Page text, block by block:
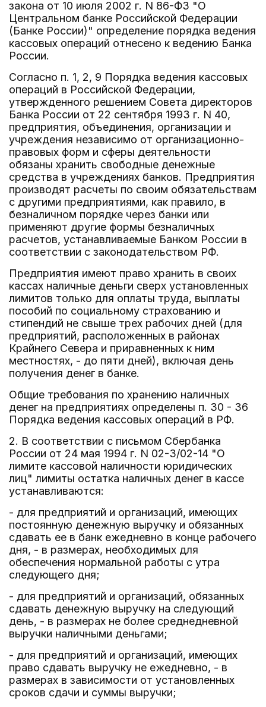
закона от 10 июля 2002 г. N 86-ФЗ "О
Центральном банке Российской Федерации
(Банке России)" определение порядка ведения
кассовых операций отнесено к ведению Банка
России.
Согласно п. 1, 2, 9 Порядка ведения кассовых
операций в Российской Федерации,
утвержденного решением Совета директоров
Банка России от 22 сентября 1993 г. N 40,
предприятия, объединения, организации и
учреждения независимо от организационно-
правовых форм и сферы деятельности
обязаны хранить свободные денежные
средства в учреждениях банков. Предприятия
производят расчеты по своим обязательствам
с другими предприятиями, как правило, в
безналичном порядке через банки или
применяют другие формы безналичных
расчетов, устанавливаемые Банком России в
соответствии с законодательством РФ.
Предприятия имеют право хранить в своих
кассах наличные деньги сверх установленных
лимитов только для оплаты труда, выплаты
пособий по социальному страхованию и
стипендий не свыше трех рабочих дней (для
предприятий, расположенных в районах
Крайнего Севера и приравненных к ним
местностях, - до пяти дней), включая день
получения денег в банке.
Общие требования по хранению наличных
денег на предприятиях определены п. 30 - 36
Порядка ведения кассовых операций в РФ.
2. В соответствии с письмом Сбербанка
России от 24 мая 1994 г. N 02-3/02-14 "О
лимите кассовой наличности юридических
лиц" лимиты остатка наличных денег в кассе
устанавливаются:
- для предприятий и организаций, имеющих
постоянную денежную выручку и обязанных
сдавать ее в банк ежедневно в конце рабочего
дня, - в размерах, необходимых для
обеспечения нормальной работы с утра
следующего дня;
- для предприятий и организаций, обязанных
сдавать денежную выручку на следующий
день, - в размерах не более среднедневной
выручки наличными деньгами;
- для предприятий и организаций, имеющих
право сдавать выручку не ежедневно, - в
размерах в зависимости от установленных
сроков сдачи и суммы выручки;